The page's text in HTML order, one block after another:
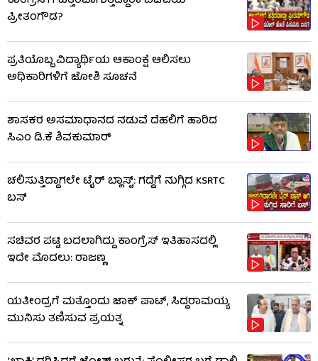
ಪ್ರೀತಂಗೌಡ?
ಪ್ರತಿಯೊಬ್ಬ ವಿದ್ಯಾರ್ಥಿಯ ಆಕಾಂಕ್ಷೆ ಆಲಿಸಲು
ಅಧಿಕಾರಿಗಳಿಗೆ ಜೋಶಿ ಸೂಚನೆ
ಶಾಸಕರ ಅಸಮಾಧಾನದ ನಡುವೆ ದೆಹಲಿಗೆ ಹಾರಿದ
ಸಿಎಂ ಡಿ.ಕೆ ಶಿವಕುಮಾರ್
ಚಲಿಸುತ್ತಿದ್ದಾಗಲೇ ಟೈರ್ ಬ್ಲಾಸ್ಟ್: ಗದ್ದೆಗೆ ನುಗ್ಗಿದ KSRTC
ಬಸ್​​
ಸಚಿವರ ಪಟ್ಟಿ ಬದಲಾಗಿದ್ದು ಕಾಂಗ್ರೆಸ್ ಇತಿಹಾಸದಲ್ಲಿ
ಇದೇ ಮೊದಲು: ರಾಜಣ್ಣ
ಯತೀಂದ್ರಗೆ ಮತ್ತೊಂದು ಜಾಕ್​​ ಪಾಟ್, ಸಿದ್ದರಾಮಯ್ಯ
ಮುನಿಸು ತಣಿಸುವ ಪ್ರಯತ್ನ